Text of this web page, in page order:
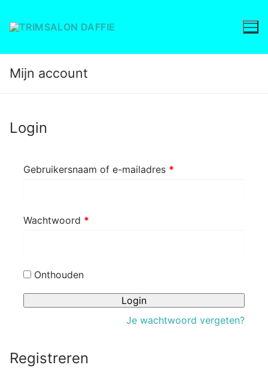
naar
inhoud
Mijn account
Login
Gebruikersnaam of e-mailadres *
Wachtwoord *
Onthouden
Login
Je wachtwoord vergeten?
Registreren